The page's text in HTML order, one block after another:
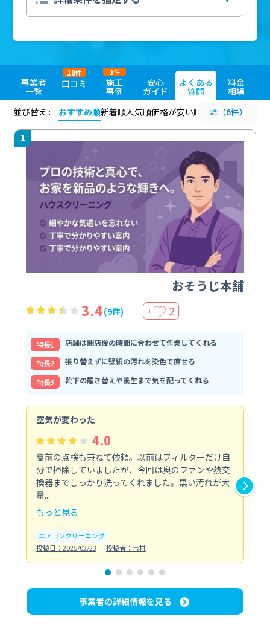
事業者
一覧
口コミ
18件
施工
事例
1件
安心
ガイド
よくある
質問
料金
相場
並び替え :
おすすめ順新着順人気順価格が安い順 評価が高い順
（6件）
1
おそうじ本舗
3.4(9件) ＋ 2
特⻑1
店舗は閉店後の時間に合わせて作業してくれる
特⻑2
張り替えずに壁紙の汚れを染色で直せる
特⻑3
靴下の履き替えや養生まで気を配ってくれる
空気が変わった
4.0
夏前の点検も兼ねて依頼。以前はフィルターだけ自
分で掃除していましたが、今回は奥のファンや熱交
換器までしっかり洗ってくれました。黒い汚れが大
量...
もっと見る
エアコンクリーニング
投稿日：2025/02/23
投稿者：吉村
事業者の詳細情報を見る